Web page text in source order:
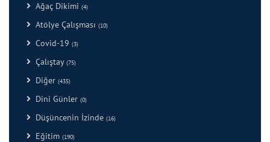
Ağaç Dikimi (4)
Atölye Çalışması (10)
Covid-19 (3)
Çalıştay (75)
Diğer (435)
Dini Günler (0)
Düşüncenin İzinde (16)
Eğitim (190)